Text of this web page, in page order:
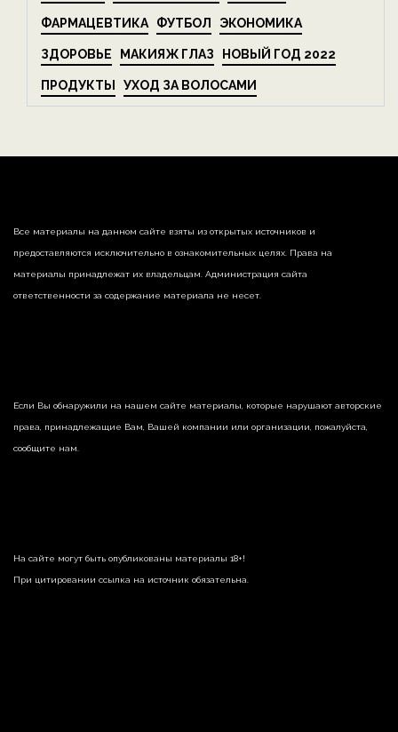
ФАРМАЦЕВТИКА ФУТБОЛ ЭКОНОМИКА
ЗДОРОВЬЕ МАКИЯЖ ГЛАЗ НОВЫЙ ГОД 2022
ПРОДУКТЫ УХОД ЗА ВОЛОСАМИ
Все материалы на данном сайте взяты из открытых источников и
предоставляются исключительно в ознакомительных целях. Права на
материалы принадлежат их владельцам. Администрация сайта
ответственности за содержание материала не несет.
Если Вы обнаружили на нашем сайте материалы, которые нарушают авторские
права, принадлежащие Вам, Вашей компании или организации, пожалуйста,
сообщите нам.
На сайте могут быть опубликованы материалы 18+!
При цитировании ссылка на источник обязательна.